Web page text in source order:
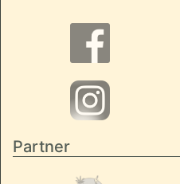
Partner